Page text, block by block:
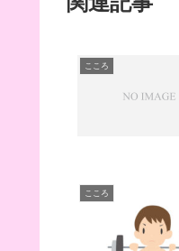
こころ
こころ